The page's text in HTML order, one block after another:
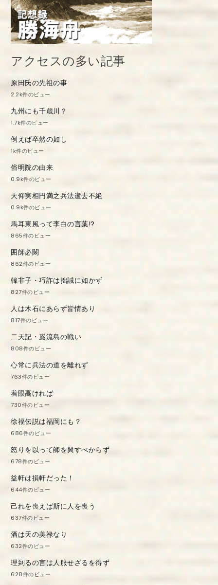
アクセスの多い記事
原田氏の先祖の事
2.2k件のビュー
九州にも千歳川？
1.7k件のビュー
例えば卒然の如し
1k件のビュー
俗明院の由来
0.9k件のビュー
天仰実相円満之兵法逝去不絶
0.9k件のビュー
馬耳東風って李白の言葉!?
865件のビュー
囲師必闕
862件のビュー
韓非子・巧詐は拙誠に如かず
827件のビュー
人は木石にあらず皆情あり
817件のビュー
二天記・巌流島の戦い
808件のビュー
心常に兵法の道を離れず
763件のビュー
着眼高ければ
730件のビュー
徐福伝説は福岡にも？
686件のビュー
怒りを以って師を興すべからず
678件のビュー
益軒は損軒だった！
644件のビュー
己れを喪えば斯に人を喪う
637件のビュー
酒は天の美禄なり
632件のビュー
理到るの言は人服せざるを得ず
628件のビュー